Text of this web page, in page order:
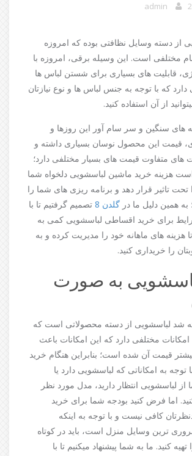
admin
از دسته وسایل نظافتی بوده که امروزه
مختلفی است. این وسیله برقی، امروزه با
قابلیت های بسیاری برای شستن لباس ها
دارد که با توجه به جنس لباس ها و نوع نیازتان
از آن استفاده کنید.
های سنگین و سر سام آور این روزها و
قیمت این محصول نوسان بسیاری داشته و
های متفاوت قیمت های بسیار مختلفی دارد؛
هزینه خرید ماشین لباسشویی دلخواه شما
تحت تاثیر قرار دهد و برنامه ریزی های شما را
به همین دلیل ما در گلدن 8
تصمیم گرفتیم تا با
برای خرید اقساطی لباسشویی کمی به
هزینه های ماهانه خود را مدیریت کرده و به
را خریداری کنید.
به صورت
شد لباسشویی از دسته محصولاتی است که
امکانات مختلفی دارد که این امکانات باعث
قیمت آن شده است؛ بنابراین هنگام خرید
توجه به امکاناتی که لباسشویی دارد یا
از لباسشویی انتظار دارید، مدل مورد نظر
اما فرض کنید بودجه شما برای خرید
کافی نیست و با توجه به اینکه
ترین وسایل منزل است، باید در کوتاه
کنید. ما به شما پیشنهاد میکنیم تا با